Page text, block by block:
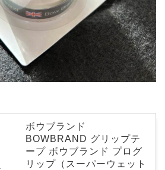
ボウブランド
BOWBRAND グリップテ
ープ ボウブランド プログ
リップ（スーパーウェット